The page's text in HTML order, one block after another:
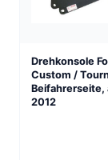
Drehkonsole
Custom /
Beifahrerseite,
2012